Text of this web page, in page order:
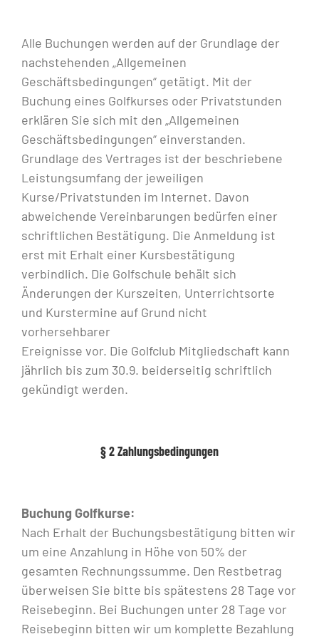
Alle Buchungen werden auf der Grundlage der
nachstehenden „Allgemeinen
Geschäftsbedingungen“ getätigt. Mit der
Buchung eines Golfkurses oder Privatstunden
erklären Sie sich mit den „Allgemeinen
Geschäftsbedingungen“ einverstanden.
Grundlage des Vertrages ist der beschriebene
Leistungsumfang der jeweiligen
Kurse/Privatstunden im Internet. Davon
abweichende Vereinbarungen bedürfen einer
schriftlichen Bestätigung. Die Anmeldung ist
erst mit Erhalt einer Kursbestätigung
verbindlich. Die Golfschule behält sich
Änderungen der Kurszeiten, Unterrichtsorte
und Kurstermine auf Grund nicht
vorhersehbarer
Ereignisse vor. Die Golfclub Mitgliedschaft kann
jährlich bis zum 30.9. beiderseitig schriftlich
gekündigt werden.
§ 2 Zahlungsbedingungen
Buchung Golfkurse:
Nach Erhalt der Buchungsbestätigung bitten wir
um eine Anzahlung in Höhe von 50% der
gesamten Rechnungssumme. Den Restbetrag
überweisen Sie bitte bis spätestens 28 Tage vor
Reisebeginn. Bei Buchungen unter 28 Tage vor
Reisebeginn bitten wir um komplette Bezahlung